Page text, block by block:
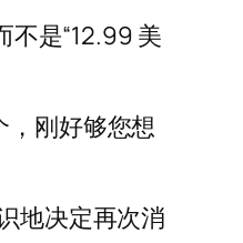
不是“12.99 美
，刚好够您想
地决定再次消